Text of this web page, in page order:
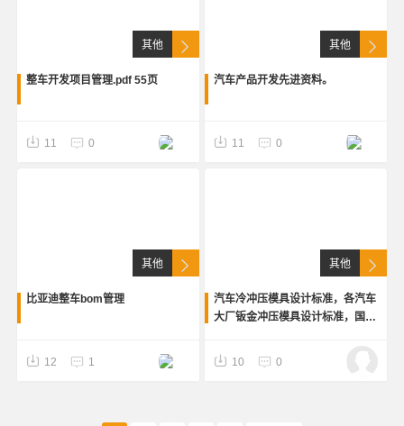
其他
整车开发项目管理.pdf 55页
11 0
其他
汽车产品开发先进资料。
11 0
其他
比亚迪整车bom管理
12 1
其他
汽车冷冲压模具设计标准，各汽车
大厂钣金冲压模具设计标准，国内
汽、吉利、宝马、福特等大厂，多
年的大厂模具经验。
10 0